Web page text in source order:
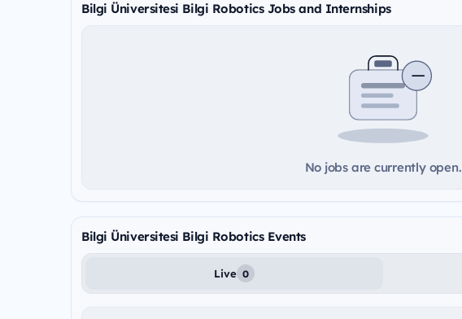
Bilgi Üniversitesi Bilgi Robotics Jobs and Internships
No jobs are currently open.
Bilgi Üniversitesi Bilgi Robotics Events
Live 0